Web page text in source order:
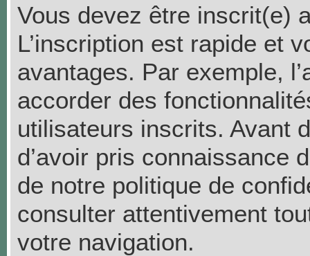
Vous devez être inscrit(e)
L’inscription est rapide et
avantages. Par exemple,
accorder des
utilisateurs inscrits. Avant
d’avoir pris connaissance
de notre politique de
consulter attentivement
votre navigation.